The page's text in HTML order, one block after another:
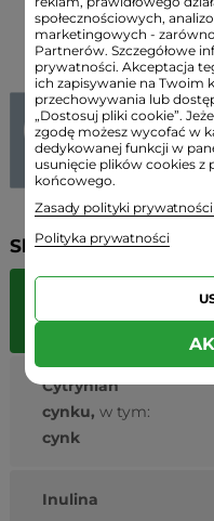
badaniach
skuteczność,
Składniki:
Cytrynian
cynku, w tym:
cynk
Inulina
społecznościowych,
marketingowych -
Partnerów. Szczegółowe
prywatności. Akceptacja
ich zapisywanie na Twoim
przechowywania lub
„Dostosuj pliki cookie”.
zgodę możesz wycofać w
dedykowanej funkcji w
usunięcie plików cookies z
końcowego.
Zasady polityki prywatności
Polityka prywatności